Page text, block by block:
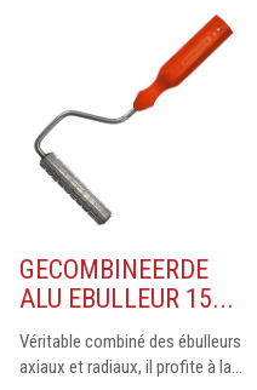
GECOMBINEERDE
ALU EBULLEUR 15...
Véritable combiné des ébulleurs
axiaux et radiaux, il profite à la...